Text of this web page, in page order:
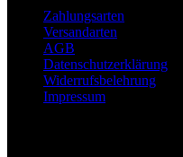
Zahlungsarten
Versandarten
AGB
Datenschutzerklärung
Widerrufsbelehrung
Impressum